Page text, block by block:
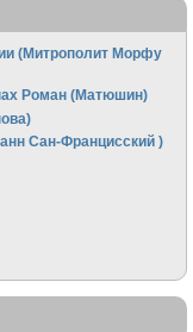
(Митрополит Морфу
Роман (Матюшин)
Сан-Францисский )